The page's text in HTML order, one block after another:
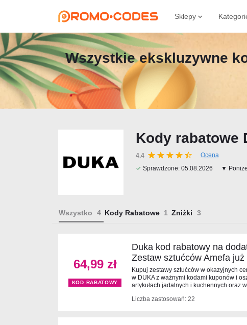
Sklepy
Wszystkie ekskluzywne
Kody rabatowe
4.4
Ocena
✓ Sprawdzone: 05.08.2026 ▼
Wszystko Kody Rabatowe Zniżki
64,99 zł
KOD RABATOWY
Duka kod rabatowy na
Zestaw sztućców Amefa już
Kupuj zestawy sztućców w okazyjnych
w DUKA z ważnymi kodami kuponów i
artykułach jadalnych i kuchennych oraz
Liczba zastosowań: 22